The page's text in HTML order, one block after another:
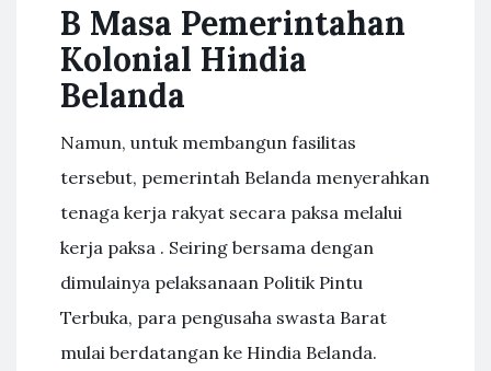
B Masa Pemerintahan
Kolonial Hindia
Belanda
Namun, untuk membangun fasilitas
tersebut, pemerintah Belanda menyerahkan
tenaga kerja rakyat secara paksa melalui
kerja paksa . Seiring bersama dengan
dimulainya pelaksanaan Politik Pintu
Terbuka, para pengusaha swasta Barat
mulai berdatangan ke Hindia Belanda.